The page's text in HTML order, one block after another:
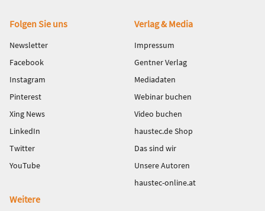
Fußbereich
Folgen Sie uns
Newsletter
Facebook
Instagram
Pinterest
Xing News
LinkedIn
Twitter
YouTube
Verlag & Media
Impressum
Gentner Verlag
Mediadaten
Webinar buchen
Video buchen
haustec.de Shop
Das sind wir
Unsere Autoren
haustec-online.at
Weitere